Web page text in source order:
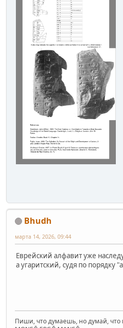
Bhudh
марта 14, 2026, 09:44
Еврейский алфавит уже
а угаритский, судя по порядку
Пиши, что думаешь, но думай,